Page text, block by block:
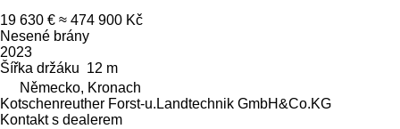
19 630 € ≈ 474 900 Kč
Nesené brány
2023
Šířka držáku 12 m
Německo, Kronach
Kotschenreuther Forst-u.Landtechnik GmbH&Co.KG
Kontakt s dealerem